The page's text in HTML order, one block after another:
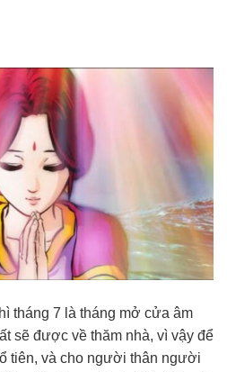
tháng 7 là tháng mở cửa âm
sẽ được về thăm nhà, vì vậy để
tiên, và cho người thân người